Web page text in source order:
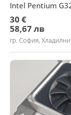
Intel Pentium
30 €
58,67 лв
гр. София,